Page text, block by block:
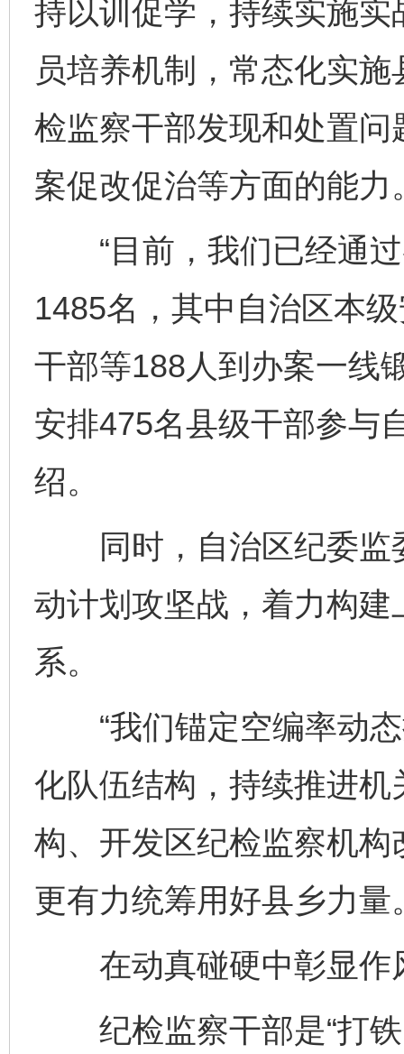
持以训促学，持续实施
员培养机制，常态化实
检监察干部发现和处置
案促改促治等方面的能力
“目前，我们已经通过
1485名，其中自治区本
干部等188人到办案一线
安排475名县级干部参与
绍。
同时，自治区纪委监
动计划攻坚战，着力构
系。
“我们锚定空编率动态
化队伍结构，持续推进
构、开发区纪检监察机
更有力统筹用好县乡力量
在动真碰硬中彰显作
纪检监察干部是“打铁